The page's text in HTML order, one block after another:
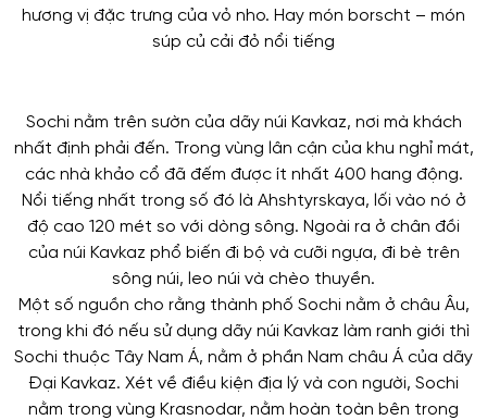
hương vị đặc trưng của vỏ nho. Hay món borscht – món
súp củ cải đỏ nổi tiếng
Sochi nằm trên sườn của dãy núi Kavkaz, nơi mà khách
nhất định phải đến. Trong vùng lân cận của khu nghỉ mát,
các nhà khảo cổ đã đếm được ít nhất 400 hang động.
Nổi tiếng nhất trong số đó là Ahshtyrskaya, lối vào nó ở
độ cao 120 mét so với dòng sông. Ngoài ra ở chân đồi
của núi Kavkaz phổ biến đi bộ và cưỡi ngựa, đi bè trên
sông núi, leo núi và chèo thuyền.
Một số nguồn cho rằng thành phố Sochi nằm ở châu Âu,
trong khi đó nếu sử dụng dãy núi Kavkaz làm ranh giới thì
Sochi thuộc Tây Nam Á, nằm ở phần Nam châu Á của dãy
Đại Kavkaz. Xét về điều kiện địa lý và con người, Sochi
nằm trong vùng Krasnodar, nằm hoàn toàn bên trong